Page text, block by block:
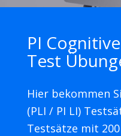
PI
Test
Hier bekommen
(PLI / PI LI)
Testsätze mit